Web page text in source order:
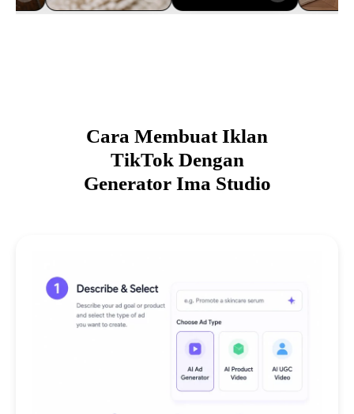
Cara Membuat Iklan
TikTok Dengan
Generator Ima Studio